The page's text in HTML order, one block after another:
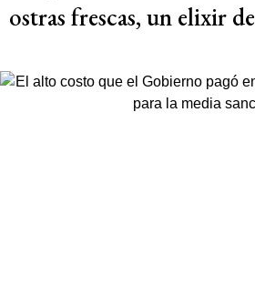
ostras frescas, un elixir